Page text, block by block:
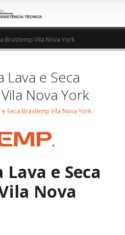
Brastemp Vila Nova York
Lava e Seca
Nova York
Seca Brastemp Vila Nova York
e Seca
Nova